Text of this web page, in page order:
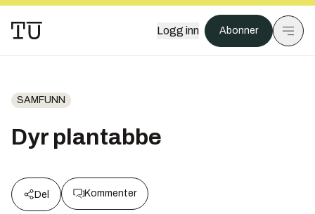
Logg inn Abonner
SAMFUNN
Dyr plantabbe
Del Kommenter